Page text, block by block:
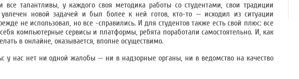
талантливы, у каждого своя методика работы со студентами, свои традиции
новой задачей и был более к ней готов, кто-то — исходил из ситуации
не использовал, но все -справились. И для студентов также есть свой плюс: все
компьютерные сервисы и платформы, ребята поработали самостоятельно. И, как
в онлайне, оказывается, вполне осуществимо.
у нас нет ни одной жалобы — ни в надзорные органы, ни в ведомство на качество